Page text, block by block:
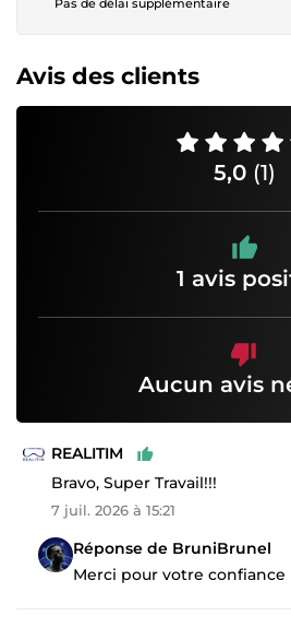
Pas de délai supplémentaire
Avis des clients
5,0 (1)
1 avis
Aucun avis
REALITIM
Bravo, Super Travail!!!
7 juil. 2026 à 15:21
Réponse de BruniBrunel
Merci pour votre confiance